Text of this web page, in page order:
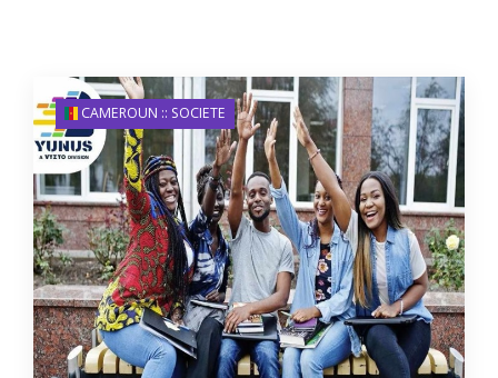
CAMEROUN :: SOCIETE